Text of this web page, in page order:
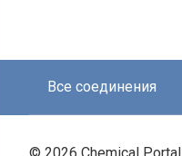
Все соединения